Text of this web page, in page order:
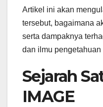
Artikel ini akan
tersebut, bagaimana
serta dampaknya
dan ilmu pengetahuan
Sejarah
IMAGE